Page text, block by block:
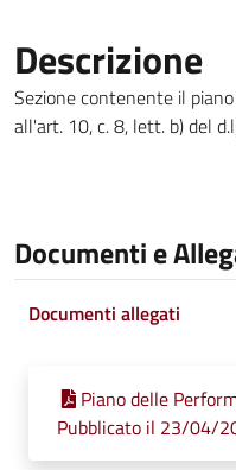
Descrizione
Sezione contenente il
all'art. 10, c. 8, lett. b) del
Documenti e
Documenti allegati
Piano delle
Pubblicato il 23/04/